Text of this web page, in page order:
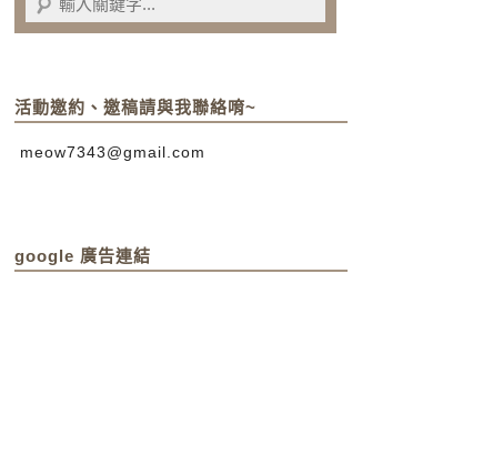
活動邀約、邀稿請與我聯絡唷~
meow7343@gmail.com
google 廣告連結